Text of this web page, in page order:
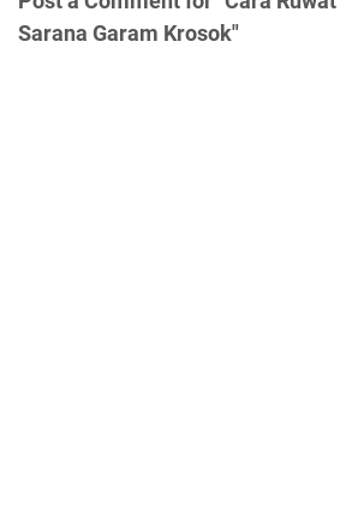
Sarana Garam Krosok"